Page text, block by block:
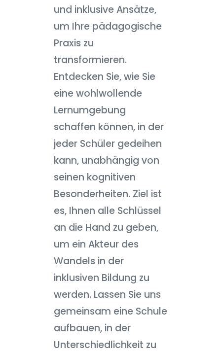
und inklusive Ansätze,
um Ihre pädagogische
Praxis zu
transformieren.
Entdecken Sie, wie Sie
eine wohlwollende
Lernumgebung
schaffen können, in der
jeder Schüler gedeihen
kann, unabhängig von
seinen kognitiven
Besonderheiten. Ziel ist
es, Ihnen alle Schlüssel
an die Hand zu geben,
um ein Akteur des
Wandels in der
inklusiven Bildung zu
werden. Lassen Sie uns
gemeinsam eine Schule
aufbauen, in der
Unterschiedlichkeit zu